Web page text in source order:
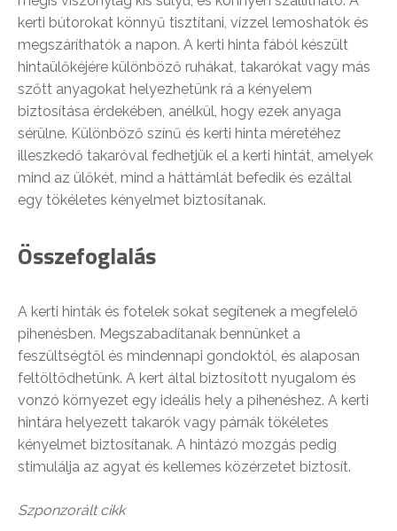
kerti bútorokat könnyű tisztítani, vízzel lemoshatók és
megszáríthatók a napon. A kerti hinta fából készült
hintaülőkéjére különböző ruhákat, takarókat vagy más
szőtt anyagokat helyezhetünk rá a kényelem
biztosítása érdekében, anélkül, hogy ezek anyaga
sérülne. Különböző színű és kerti hinta méretéhez
illeszkedő takaróval fedhetjük el a kerti hintát, amelyek
mind az ülőkét, mind a háttámlát befedik és ezáltal
egy tökéletes kényelmet biztosítanak.
Összefoglalás
A kerti hinták és fotelek sokat segítenek a megfelelő
pihenésben. Megszabadítanak bennünket a
feszültségtől és mindennapi gondoktól, és alaposan
feltöltődhetünk. A kert által biztosított nyugalom és
vonzó környezet egy ideális hely a pihenéshez. A kerti
hintára helyezett takarók vagy párnák tökéletes
kényelmet biztosítanak. A hintázó mozgás pedig
stimulálja az agyat és kellemes közérzetet biztosít.
Szponzorált cikk